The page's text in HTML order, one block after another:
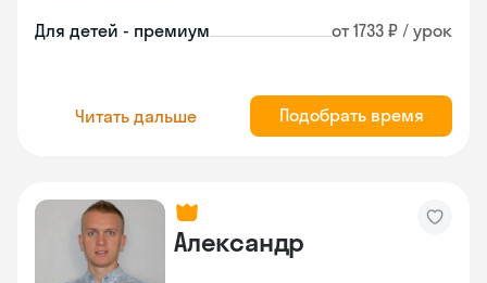
Для детей - премиум от 1733 ₽ / урок
Читать дальше Подобрать время
Александр